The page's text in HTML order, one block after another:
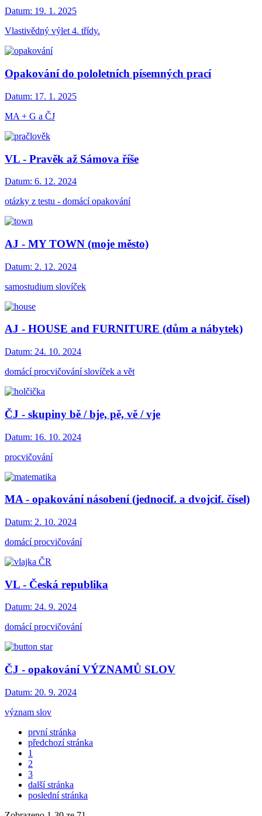
Datum: 19. 1. 2025
Vlastivědný výlet 4. třídy.
Opakování do pololetních písemných prací
Datum: 17. 1. 2025
MA + G a ČJ
VL - Pravěk až Sámova říše
Datum: 6. 12. 2024
otázky z testu - domácí opakování
AJ - MY TOWN (moje město)
Datum: 2. 12. 2024
samostudium slovíček
AJ - HOUSE and FURNITURE (dům a nábytek)
Datum: 24. 10. 2024
domácí procvičování slovíček a vět
ČJ - skupiny bě / bje, pě, vě / vje
Datum: 16. 10. 2024
procvičování
MA - opakování násobení (jednocif. a dvojcif. čísel)
Datum: 2. 10. 2024
domácí procvičování
VL - Česká republika
Datum: 24. 9. 2024
domácí procvičování
ČJ - opakování VÝZNAMŮ SLOV
Datum: 20. 9. 2024
význam slov
první stránka
předchozí stránka
1
2
3
další stránka
poslední stránka